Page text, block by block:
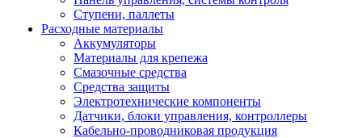
Ступени, паллеты
Расходные материалы
Аккумуляторы
Материалы для крепежа
Смазочные средства
Средства защиты
Электротехнические компоненты
Датчики, блоки управления, контроллеры
Кабельно-проводниковая продукция